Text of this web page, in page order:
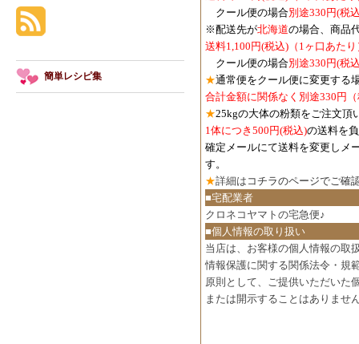
クール便の場合別途330円(税
※配送先が北海道の場合、商品
送料1,100円(税込) （1ヶ口あた
クール便の場合別途330円(税
★通常便をクール便に変更する
合計金額に関係なく別途330円
★25kgの大体の粉類をご注文頂
1体につき500円(税込)の送料を
確定メールにて送料を変更しメ
す。
★詳細は コチラのページでご確
■宅配業者
クロネコヤマトの宅急便♪
■個人情報の取り扱い
当店は、お客様の個人情報の取
情報保護に関する関係法令・規
原則として、ご提供いただいた
または開示することはありませ
簡単レシピ集